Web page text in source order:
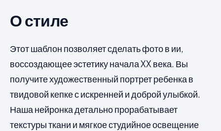
О стиле
Этот шаблон позволяет сделать фото в ии,
воссоздающее эстетику начала XX века. Вы
получите художественный портрет ребенка в
твидовой кепке с искренней и доброй улыбкой.
Наша нейронка детально прорабатывает
текстуры ткани и мягкое студийное освещение